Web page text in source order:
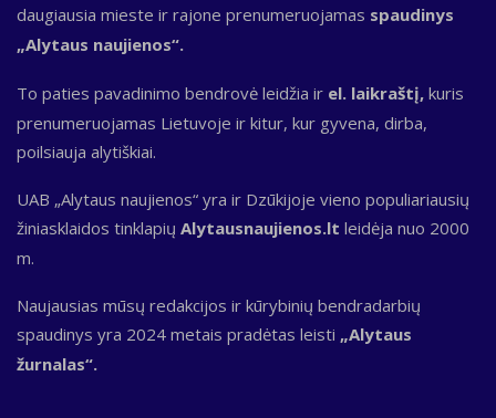
daugiausia mieste ir rajone prenumeruojamas spaudinys
„Alytaus naujienos“.
To paties pavadinimo bendrovė leidžia ir el. laikraštį, kuris
prenumeruojamas Lietuvoje ir kitur, kur gyvena, dirba,
poilsiauja alytiškiai.
UAB „Alytaus naujienos“ yra ir Dzūkijoje vieno populiariausių
žiniasklaidos tinklapių Alytausnaujienos.lt leidėja nuo 2000
m.
Naujausias mūsų redakcijos ir kūrybinių bendradarbių
spaudinys yra 2024 metais pradėtas leisti „Alytaus
žurnalas“.